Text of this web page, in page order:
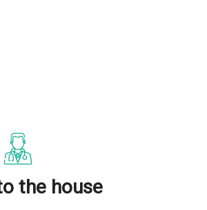
the house